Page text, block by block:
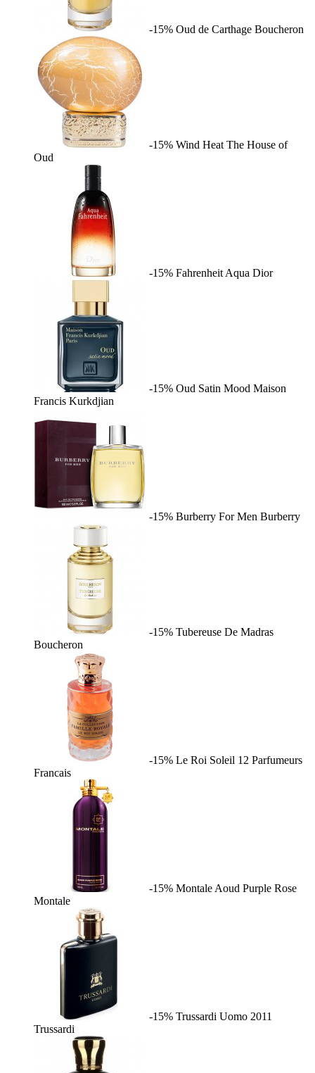
-15% Oud de Carthage Boucheron
-15% Wind Heat The House of
Oud
-15% Fahrenheit Aqua Dior
-15% Oud Satin Mood Maison
Francis Kurkdjian
-15% Burberry For Men Burberry
-15% Tubereuse De Madras
Boucheron
-15% Le Roi Soleil 12 Parfumeurs
Francais
-15% Montale Aoud Purple Rose
Montale
-15% Trussardi Uomo 2011
Trussardi